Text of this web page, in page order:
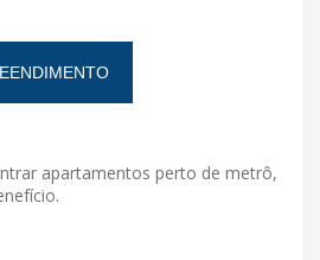
apartamentos perto de metrô,